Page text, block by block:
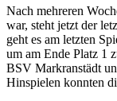
Nach mehreren
war, steht jetzt der
geht es am letzten
um am Ende Platz 1
BSV Markranstädt
Hinspielen konnten